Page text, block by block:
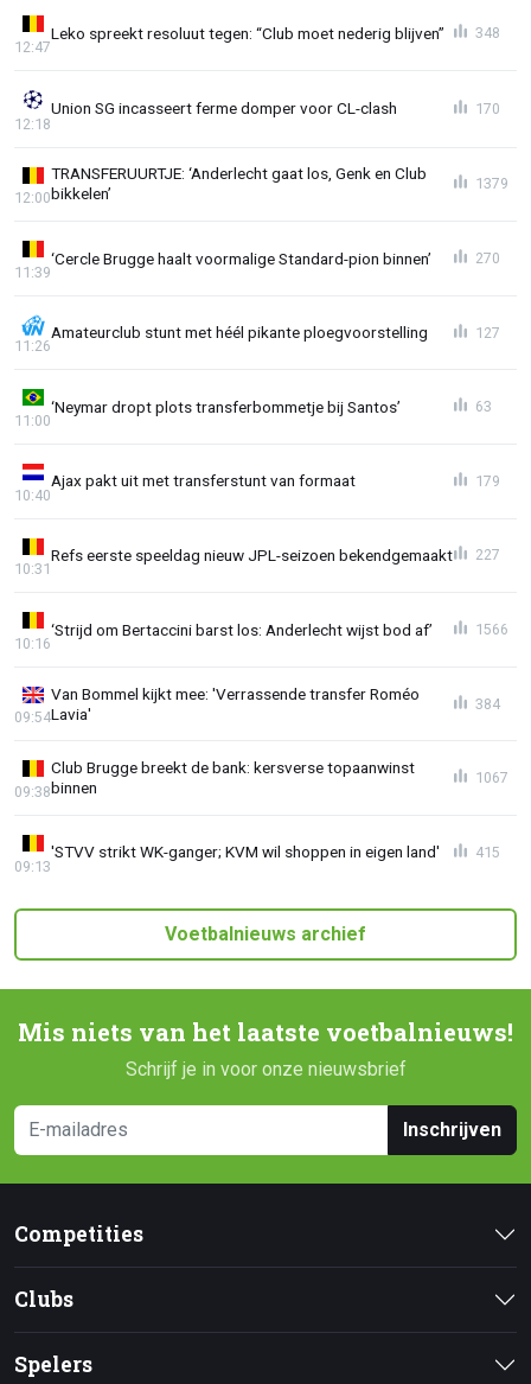
Leko spreekt resoluut tegen: “Club moet nederig blijven”
12:47
348
Union SG incasseert ferme domper voor CL-clash
12:18
170
TRANSFERUURTJE: ‘Anderlecht gaat los, Genk en Club
bikkelen’
12:00
1379
‘Cercle Brugge haalt voormalige Standard-pion binnen’
11:39
270
Amateurclub stunt met héél pikante ploegvoorstelling
11:26
127
‘Neymar dropt plots transferbommetje bij Santos’
11:00
63
Ajax pakt uit met transferstunt van formaat
10:40
179
Refs eerste speeldag nieuw JPL-seizoen bekendgemaakt
10:31
227
‘Strijd om Bertaccini barst los: Anderlecht wijst bod af’
10:16
1566
Van Bommel kijkt mee: 'Verrassende transfer Roméo
Lavia'
09:54
384
Club Brugge breekt de bank: kersverse topaanwinst
binnen
09:38
1067
'STVV strikt WK-ganger; KVM wil shoppen in eigen land'
09:13
415
Voetbalnieuws archief
Mis niets van het laatste voetbalnieuws!
Schrijf je in voor onze nieuwsbrief
Inschrijven
Competities
Clubs
Spelers